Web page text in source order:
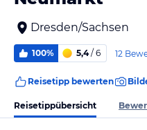
Dresden/Sachsen
100% 5,4/ 6 12
Reisetipp bewerten
Reisetippübersicht